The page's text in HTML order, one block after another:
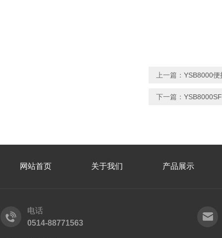
上一篇： YSB8000
下一篇：
网站首页 关于我们 产品展示
电话
0514-88771563